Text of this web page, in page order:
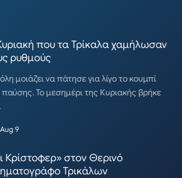
που τα Τρίκαλα χαμήλωσαν
ρυθμούς
μοιάζει να πάτησε για λίγο το κουμπί
παύσης. Το μεσημέρι της Κυριακής βρήκε
Aug 9
Κρίστοφερ» στον Θερινό
Τρικάλων